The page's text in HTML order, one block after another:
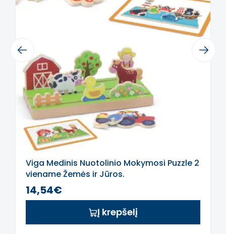
intelektą. Atsiprašome už galimas klaidas,
Previous
Viga Medinis Nuotolinio Mokymosi Puzzle 2
viename Žemės ir Jūros.
14,54€
Į krepšelį
Next